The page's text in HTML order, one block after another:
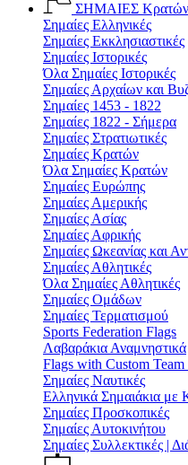
ΣΗΜΑΙΕΣ
Σημαίες Ελληνικές
Σημαίες Εκκλησιαστικές
Σημαίες Ιστορικές
Όλα Σημαίες Ιστορικές
Σημαίες Αρχαίων και
Σημαίες 1453 - 1822
Σημαίες 1822 - Σήμερα
Σημαίες Στρατιωτικές
Σημαίες Κρατών
Όλα Σημαίες Κρατών
Σημαίες Ευρώπης
Σημαίες Αμερικής
Σημαίες Ασίας
Σημαίες Αφρικής
Σημαίες Ωκεανίας και
Σημαίες Αθλητικές
Όλα Σημαίες Αθλητικές
Σημαίες Ομάδων
Σημαίες Τερματισμού
Sports Federation Flags
Λαβαράκια Αναμνηστικά
Flags with Custom
Σημαίες Ναυτικές
Ελληνικά Σημαιάκια με
Σημαίες Προσκοπικές
Σημαίες Αυτοκινήτου
Σημαίες Συλλεκτικές |